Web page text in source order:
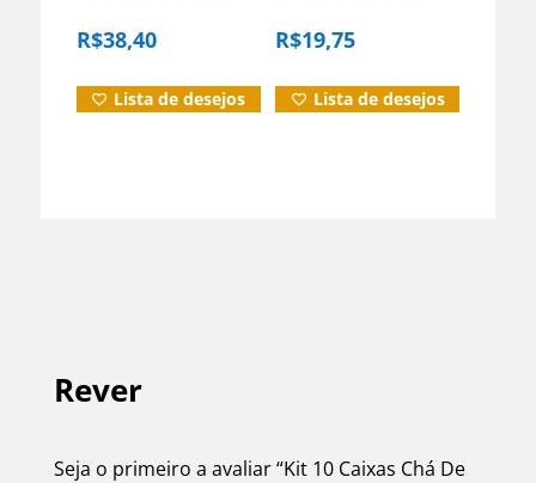
Iamaní
R$38,40
Lista de desejos
Economico
R$19,75
Lista de desejos
Rever
Seja o primeiro a avaliar “Kit 10 Caixas Chá De